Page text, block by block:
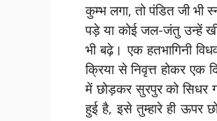
कुम्भ लगा, तो पंडित जी
पड़े या कोई जल-जंतु उन्हें
भी बढ़े। एक हतभागिनी
क्रिया से निवृत्त होकर एक
में छोड़कर सुरपुर को सिधर
हुई है, इसे तुम्हारे ही ऊपर